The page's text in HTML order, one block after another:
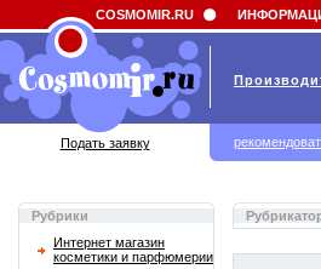
Field 'news_title' doesn't have a default value
Рубрики
Интернет магазин
косметики и парфюмерии
COSMOMIR.RU
Подать заявку